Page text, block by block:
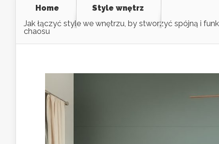
Home
Style wnętrz
Jak łączyć style we wnętrzu, by stworzyć spójną i
chaosu